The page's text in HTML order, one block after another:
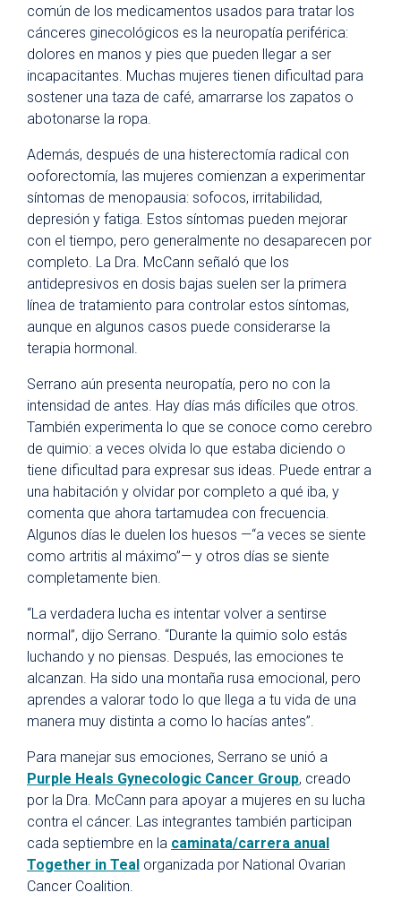
común de los medicamentos usados para tratar los
cánceres ginecológicos es la neuropatía periférica:
dolores en manos y pies que pueden llegar a ser
incapacitantes. Muchas mujeres tienen dificultad para
sostener una taza de café, amarrarse los zapatos o
abotonarse la ropa.
Además, después de una histerectomía radical con
ooforectomía, las mujeres comienzan a experimentar
síntomas de menopausia: sofocos, irritabilidad,
depresión y fatiga. Estos síntomas pueden mejorar
con el tiempo, pero generalmente no desaparecen por
completo. La Dra. McCann señaló que los
antidepresivos en dosis bajas suelen ser la primera
línea de tratamiento para controlar estos síntomas,
aunque en algunos casos puede considerarse la
terapia hormonal.
Serrano aún presenta neuropatía, pero no con la
intensidad de antes. Hay días más difíciles que otros.
También experimenta lo que se conoce como cerebro
de quimio: a veces olvida lo que estaba diciendo o
tiene dificultad para expresar sus ideas. Puede entrar a
una habitación y olvidar por completo a qué iba, y
comenta que ahora tartamudea con frecuencia.
Algunos días le duelen los huesos —“a veces se siente
como artritis al máximo”— y otros días se siente
completamente bien.
“La verdadera lucha es intentar volver a sentirse
normal”, dijo Serrano. “Durante la quimio solo estás
luchando y no piensas. Después, las emociones te
alcanzan. Ha sido una montaña rusa emocional, pero
aprendes a valorar todo lo que llega a tu vida de una
manera muy distinta a como lo hacías antes”.
Para manejar sus emociones, Serrano se unió a
Purple Heals Gynecologic Cancer Group, creado
por la Dra. McCann para apoyar a mujeres en su lucha
contra el cáncer. Las integrantes también participan
cada septiembre en la caminata/carrera anual
Together in Teal organizada por National Ovarian
Cancer Coalition.